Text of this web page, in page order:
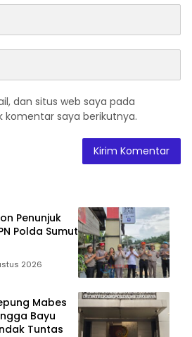
dan situs web saya pada
komentar saya berikutnya.
Penunjuk
Polda Sumut
2026
Mabes
Bayu
Tuntas